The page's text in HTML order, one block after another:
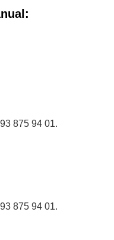
875 94 01.
875 94 01.